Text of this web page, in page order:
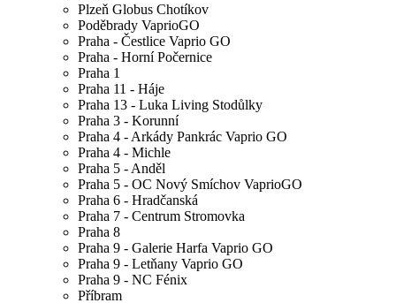
Plzeň Globus Chotíkov
Poděbrady VaprioGO
Praha - Čestlice Vaprio GO
Praha - Horní Počernice
Praha 1
Praha 11 - Háje
Praha 13 - Luka Living Stodůlky
Praha 3 - Korunní
Praha 4 - Arkády Pankrác Vaprio GO
Praha 4 - Michle
Praha 5 - Anděl
Praha 5 - OC Nový Smíchov VaprioGO
Praha 6 - Hradčanská
Praha 7 - Centrum Stromovka
Praha 8
Praha 9 - Galerie Harfa Vaprio GO
Praha 9 - Letňany Vaprio GO
Praha 9 - NC Fénix
Příbram